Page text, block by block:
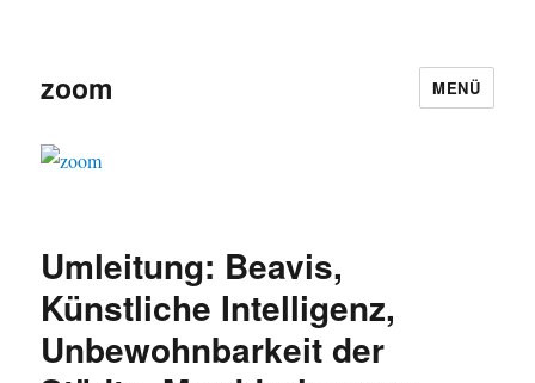
zoom MENÜ
Umleitung: Beavis,
Künstliche Intelligenz,
Unbewohnbarkeit der